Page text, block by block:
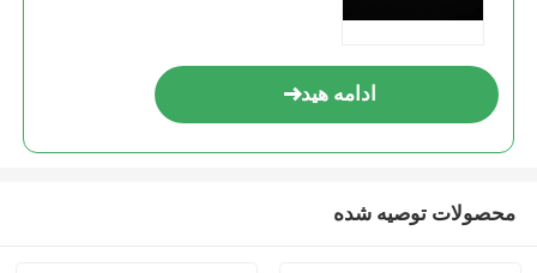
ادامه هید
محصولات توصیه شده